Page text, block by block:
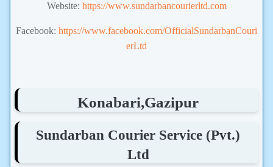
Website: https://www.sundarbancourierltd.com
Facebook: https://www.facebook.com/OfficialSundarbanCouri
erLtd
Konabari,Gazipur
Sundarban Courier Service (Pvt.)
Ltd